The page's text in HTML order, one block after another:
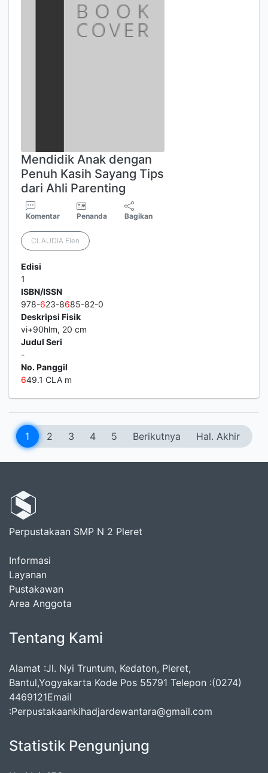
Mendidik Anak dengan
Penuh Kasih Sayang Tips
dari Ahli Parenting
Komentar Penanda Bagikan
CLAUDIA Elen
Edisi
1
ISBN/ISSN
978-623-8685-82-0
Deskripsi Fisik
vi+90hlm, 20 cm
Judul Seri
-
No. Panggil
649.1 CLA m
1 2 3 4 5 Berikutnya Hal. Akhir
Perpustakaan SMP N 2 Pleret
Informasi
Layanan
Pustakawan
Area Anggota
Tentang Kami
Alamat :Jl. Nyi Truntum, Kedaton, Pleret,
Bantul,Yogyakarta Kode Pos 55791 Telepon :(0274)
4469121Email
:Perpustakaankihadjardewantara@gmail.com
Statistik Pengunjung